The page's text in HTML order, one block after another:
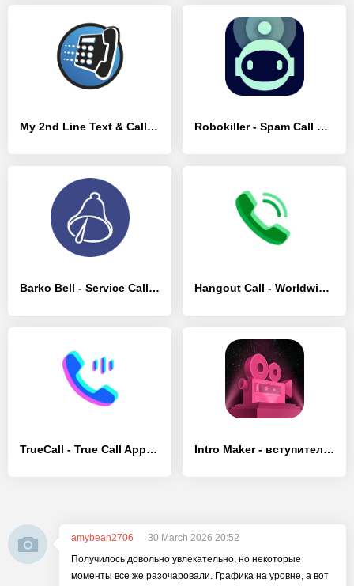
My 2nd Line Text & Call Number - [Без рекламы] Robokiller - Spam Call Blocker - [Без рекламы]
Barko Bell - Service Call Bell - [Без рекламы] Hangout Call - Worldwide Call - [Без рекламы]
TrueCall - True Call App - [Премиум версия] Intro Maker - вступительный видеоредактор
amybean2706
30 March 2026 20:52
Получилось довольно увлекательно, но некоторые
моменты все же разочаровали. Графика на уровне, а вот